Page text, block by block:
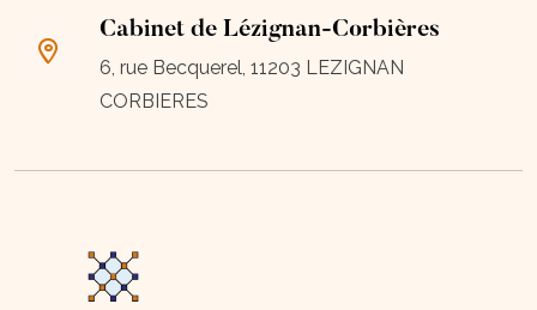
Cabinet de Lézignan-Corbières
6, rue Becquerel, 11203 LEZIGNAN
CORBIERES